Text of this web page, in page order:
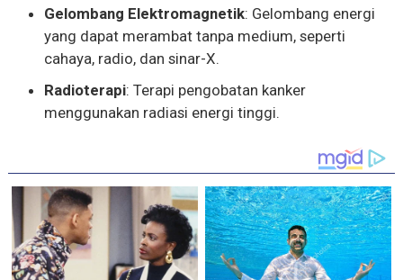
Gelombang Elektromagnetik: Gelombang energi
yang dapat merambat tanpa medium, seperti
cahaya, radio, dan sinar-X.
Radioterapi: Terapi pengobatan kanker
menggunakan radiasi energi tinggi.